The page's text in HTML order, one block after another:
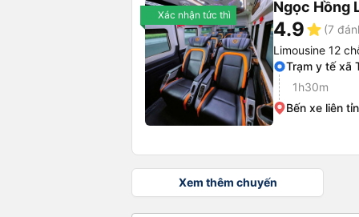
Xác nhận tức thì Ngọc Hồng
4.9star (7
Limousine 12
Trạm y tế xã
1h30m
Bến xe liên
Xem thêm chuyến